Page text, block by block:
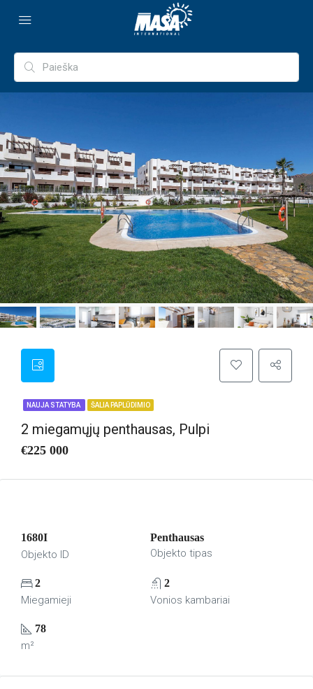
NAUJA STATYBA ŠALIA PAPLŪDIMIO
2 miegamųjų penthausas, Pulpi
€225 000
1680I
Objekto ID
Penthausas
Objekto tipas
2
Miegamieji
2
Vonios kambariai
78
m²